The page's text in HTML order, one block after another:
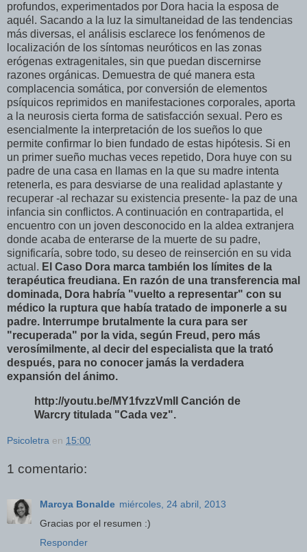
profundos, experimentados por Dora hacia la esposa de
aquél. Sacando a la luz la simultaneidad de las tendencias
más diversas, el análisis esclarece los fenómenos de
localización de los síntomas neuróticos en las zonas
erógenas extragenitales, sin que puedan discernirse
razones orgánicas. Demuestra de qué manera esta
complacencia somática, por conversión de elementos
psíquicos reprimidos en manifestaciones corporales, aporta
a la neurosis cierta forma de satisfacción sexual. Pero es
esencialmente la interpretación de los sueños lo que
permite confirmar lo bien fundado de estas hipótesis. Si en
un primer sueño muchas veces repetido, Dora huye con su
padre de una casa en llamas en la que su madre intenta
retenerla, es para desviarse de una realidad aplastante y
recuperar -al rechazar su existencia presente- la paz de una
infancia sin conflictos. A continuación en contrapartida, el
encuentro con un joven desconocido en la aldea extranjera
donde acaba de enterarse de la muerte de su padre,
significaría, sobre todo, su deseo de reinserción en su vida
actual. El Caso Dora marca también los límites de la
terapéutica freudiana. En razón de una transferencia mal
dominada, Dora habría "vuelto a representar" con su
médico la ruptura que había tratado de imponerle a su
padre. Interrumpe brutalmente la cura para ser
"recuperada" por la vida, según Freud, pero más
verosímilmente, al decir del especialista que la trató
después, para no conocer jamás la verdadera
expansión del ánimo.
http://youtu.be/MY1fvzzVmII Canción de
Warcry titulada "Cada vez".
Psicoletra en 15:00
1 comentario:
Marcya Bonalde miércoles, 24 abril, 2013
Gracias por el resumen :)
Responder